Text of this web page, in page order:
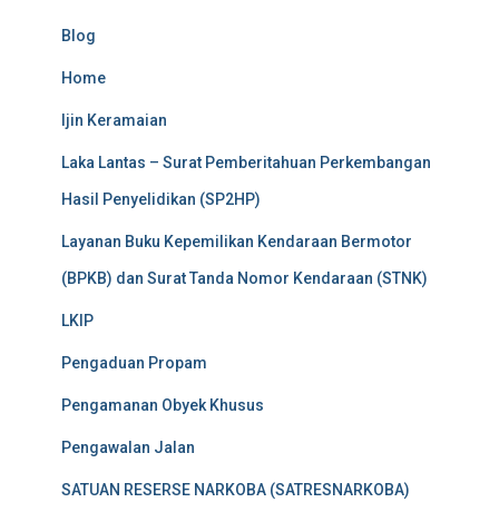
Blog
Home
Ijin Keramaian
Laka Lantas – Surat Pemberitahuan Perkembangan
Hasil Penyelidikan (SP2HP)
Layanan Buku Kepemilikan Kendaraan Bermotor
(BPKB) dan Surat Tanda Nomor Kendaraan (STNK)
LKIP
Pengaduan Propam
Pengamanan Obyek Khusus
Pengawalan Jalan
SATUAN RESERSE NARKOBA (SATRESNARKOBA)